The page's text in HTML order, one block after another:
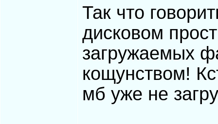
Так что
дисковом
загружаемых
кощунством!
мб уже не